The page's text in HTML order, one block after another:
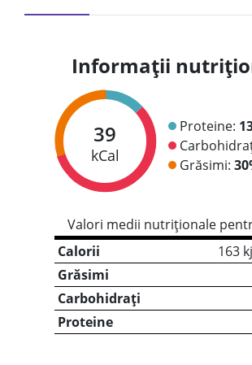
Informații
39
kCal
Proteine:
Grăsimi:
Valori medii nutriționale
Calorii
163
Grăsimi
Carbohidrați
Proteine